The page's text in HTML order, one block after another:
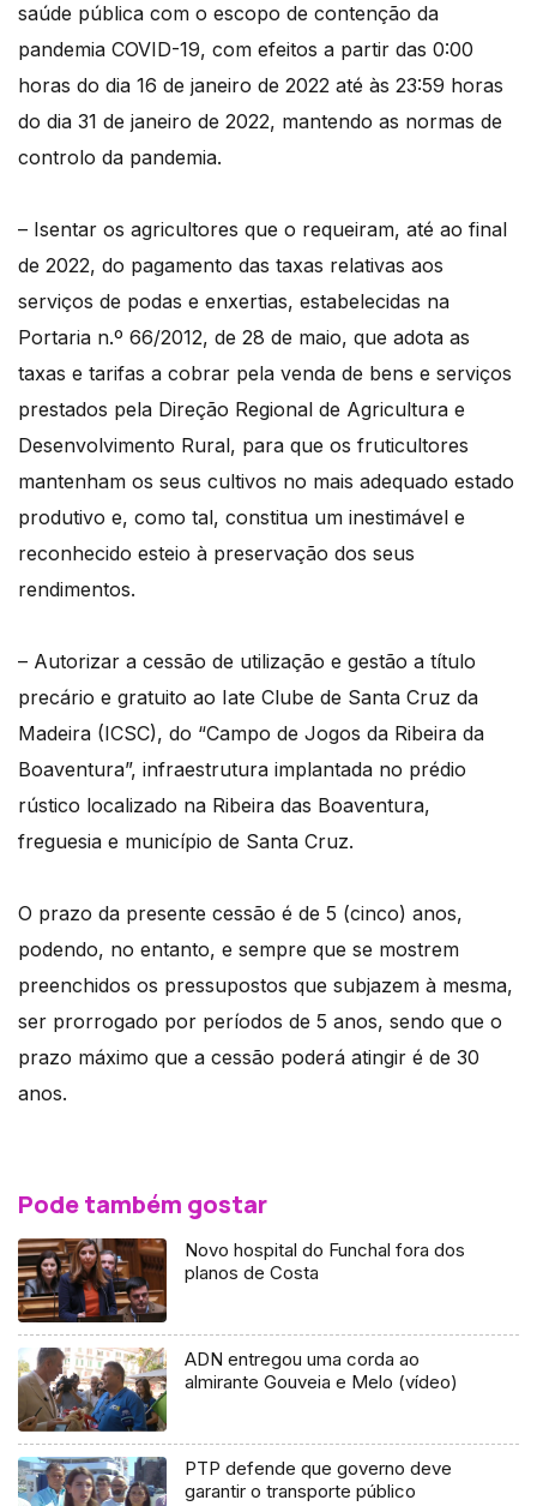
saúde pública com o escopo de contenção da
pandemia COVID-19, com efeitos a partir das 0:00
horas do dia 16 de janeiro de 2022 até às 23:59 horas
do dia 31 de janeiro de 2022, mantendo as normas de
controlo da pandemia.
– Isentar os agricultores que o requeiram, até ao final
de 2022, do pagamento das taxas relativas aos
serviços de podas e enxertias, estabelecidas na
Portaria n.º 66/2012, de 28 de maio, que adota as
taxas e tarifas a cobrar pela venda de bens e serviços
prestados pela Direção Regional de Agricultura e
Desenvolvimento Rural, para que os fruticultores
mantenham os seus cultivos no mais adequado estado
produtivo e, como tal, constitua um inestimável e
reconhecido esteio à preservação dos seus
rendimentos.
– Autorizar a cessão de utilização e gestão a título
precário e gratuito ao Iate Clube de Santa Cruz da
Madeira (ICSC), do “Campo de Jogos da Ribeira da
Boaventura”, infraestrutura implantada no prédio
rústico localizado na Ribeira das Boaventura,
freguesia e município de Santa Cruz.
O prazo da presente cessão é de 5 (cinco) anos,
podendo, no entanto, e sempre que se mostrem
preenchidos os pressupostos que subjazem à mesma,
ser prorrogado por períodos de 5 anos, sendo que o
prazo máximo que a cessão poderá atingir é de 30
anos.
Pode também gostar
Novo hospital do Funchal fora dos
planos de Costa
ADN entregou uma corda ao
almirante Gouveia e Melo (vídeo)
PTP defende que governo deve
garantir o transporte público